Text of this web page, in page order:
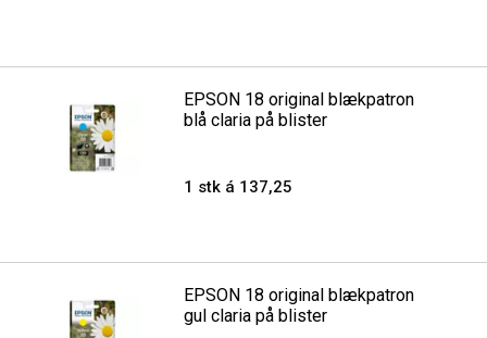
EPSON 18 original blækpatron
blå claria på blister
1 stk á 137,25
EPSON 18 original blækpatron
gul claria på blister